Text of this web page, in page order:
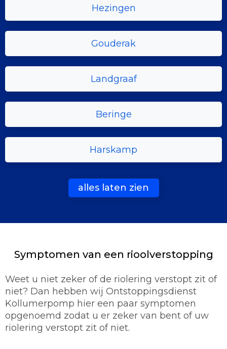
Hezingen
Gouderak
Landgraaf
Beringe
Harskamp
alles laten zien
Symptomen van een rioolverstopping
Weet u niet zeker of de riolering verstopt zit of
niet? Dan hebben wij Ontstoppingsdienst
Kollumerpomp hier een paar symptomen
opgenoemd zodat u er zeker van bent of uw
riolering verstopt zit of niet.